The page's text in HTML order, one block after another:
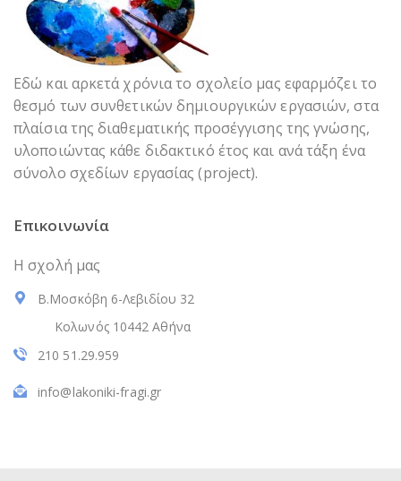
Εδώ και αρκετά χρόνια το σχολείο μας εφαρμόζει το
θεσμό των συνθετικών δημιουργικών εργασιών, στα
πλαίσια της διαθεματικής προσέγγισης της γνώσης,
υλοποιώντας κάθε διδακτικό έτος και ανά τάξη ένα
σύνολο σχεδίων εργασίας (project).
Επικοινωνία
Η σχολή μας
Β.Μοσκόβη 6-Λεβιδίου 32
Κολωνός 10442 Αθήνα
210 51.29.959
info@lakoniki-fragi.gr